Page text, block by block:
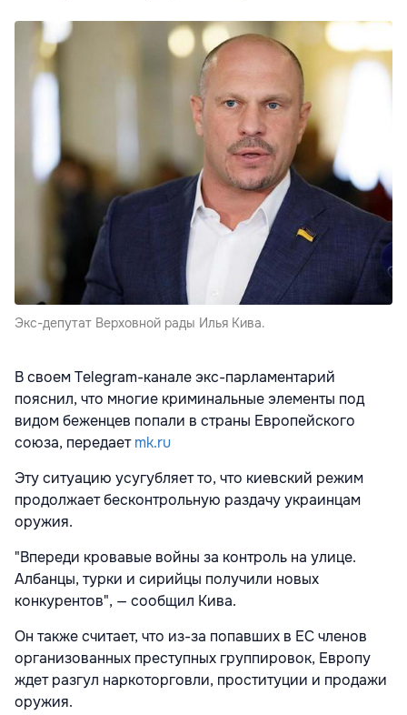
Экс-депутат Верховной рады Илья Кива.
В своем Telegram-канале экс-парламентарий
пояснил, что многие криминальные элементы под
видом беженцев попали в страны Европейского
союза, передаетmk.ru
Эту ситуацию усугубляет то, что киевский режим
продолжает бесконтрольную раздачу украинцам
оружия.
"Впереди кровавые войны за контроль на улице.
Албанцы, турки и сирийцы получили новых
конкурентов", — сообщил Кива.
Он также считает, что из-за попавших в ЕС членов
организованных преступных группировок, Европу
ждет разгул наркоторговли, проституции и продажи
оружия.